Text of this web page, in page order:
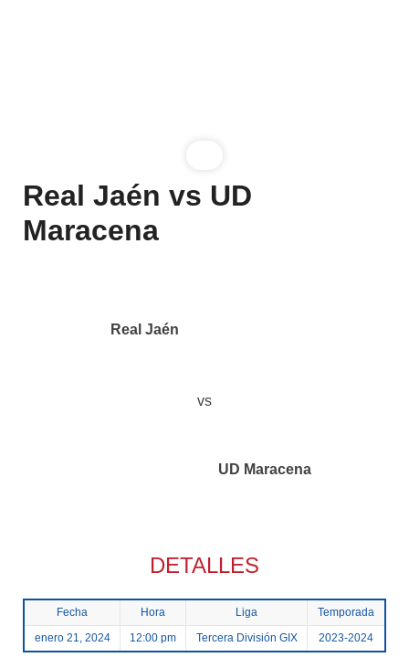
Real Jaén vs UD
Maracena
Real Jaén
vs
UD Maracena
DETALLES
Fecha Hora Liga Temporada
enero 21, 2024 12:00 pm Tercera División GIX 2023-2024